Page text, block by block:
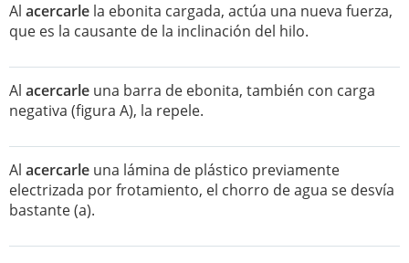
Al acercarle la ebonita cargada, actúa una nueva fuerza,
que es la causante de la inclinación del hilo.
Al acercarle una barra de ebonita, también con carga
negativa (figura A), la repele.
Al acercarle una lámina de plástico previamente
electrizada por frotamiento, el chorro de agua se desvía
bastante (a).